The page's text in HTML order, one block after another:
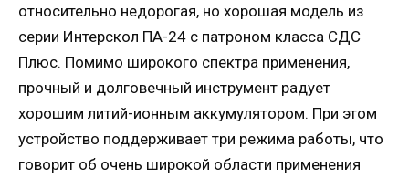
относительно недорогая, но хорошая модель из
серии Интерскол ПА-24 с патроном класса СДС
Плюс. Помимо широкого спектра применения,
прочный и долговечный инструмент радует
хорошим литий-ионным аккумулятором. При этом
устройство поддерживает три режима работы, что
говорит об очень широкой области применения